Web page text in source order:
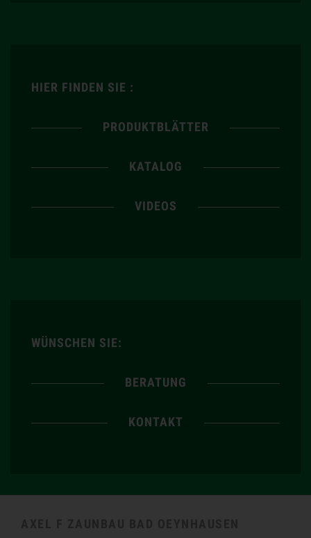
HIER FINDEN SIE :
PRODUKTBLÄTTER
KATALOG
VIDEOS
WÜNSCHEN SIE:
BERATUNG
KONTAKT